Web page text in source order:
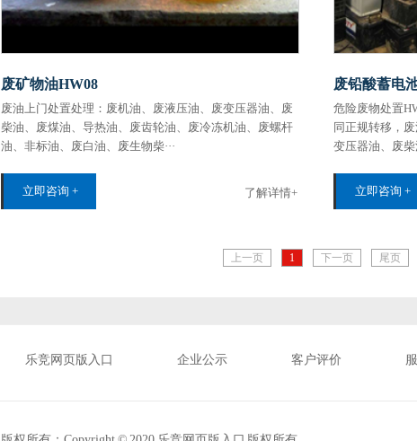
废矿物油HW08
废油上门处置处理：废机油、废液压油、废变压器油、废
柴‌‌油‌‌‌‌、废煤油、导热油、废齿轮油、废冷冻机油、废螺杆
油、非标油、废白油、废生物柴···
立即咨询 + 了解详情+
废铅酸蓄电
危险废物处置
同正规转移，
变压器油、废柴‌‌
立即咨询 +
上一页 1 下一页 尾页
乐竞网页版入口 企业公示 客户评价